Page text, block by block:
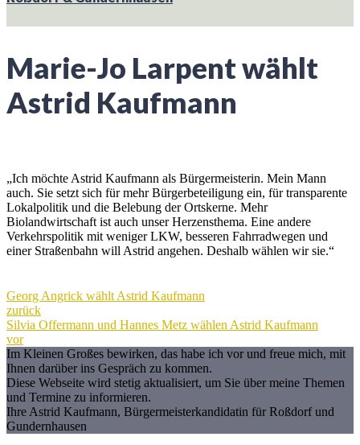
Marie-Jo Larpent wählt
Astrid Kaufmann
„Ich möchte Astrid Kaufmann als Bürgermeisterin. Mein Mann
auch. Sie setzt sich für mehr Bürgerbeteiligung ein, für transparente
Lokalpolitik und die Belebung der Ortskerne. Mehr
Biolandwirtschaft ist auch unser Herzensthema. Eine andere
Verkehrspolitik mit weniger LKW, besseren Fahrradwegen und
einer Straßenbahn will Astrid angehen. Deshalb wählen wir sie.“
Georg Angrick wählt Astrid Kaufmann
zurück
Silvia Offermann und Hannes Metz wählen Astrid Kaufmann
vor
Im Kleinen Großes bewirken, das habe ich vor und freue mich, mit
Ihnen darüber ins Gespräch zu kommen.
Diese Webseite wird stetig aktualisiert, um Sie über meine Themen
und Termine zu informieren.
Ihre Astrid Kaufmann, Bürgermeisterkandidatin für Roßdorf und
Gundernhausen